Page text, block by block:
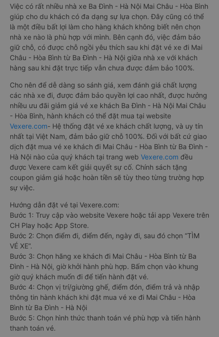
Việc có rất nhiều nhà xe Ba Đình - Hà Nội Mai Châu - Hòa Bình
giúp cho du khách có đa dạng sự lựa chọn. Đây cũng có thể
là một điều bất lợi làm cho hàng khách không biết nên chọn
nhà xe nào là phù hợp với mình. Bên cạnh đó, việc đảm bảo
giữ chỗ, có được chỗ ngồi yêu thích sau khi đặt vé xe đi Mai
Châu - Hòa Bình từ Ba Đình - Hà Nội giữa nhà xe với khách
hàng sau khi đặt trực tiếp vẫn chưa được đảm bảo 100%.
Cho nên để dễ dàng so sánh giá, xem đánh giá chất lượng
các nhà xe đi, được đảm bảo quyền lợi cao nhất, được hưởng
nhiều ưu đãi giảm giá vé xe khách Ba Đình - Hà Nội Mai Châu
- Hòa Bình, hành khách có thể đặt mua tại website
Vexere.com- Hệ thống đặt vé xe khách chất lượng, và uy tín
nhất tại Việt Nam, đảm bảo giữ chỗ 100%. Đối với bất cứ giao
dịch đặt mua vé xe khách đi Mai Châu - Hòa Bình từ Ba Đình -
Hà Nội nào của quý khách tại trang web Vexere.com đều
được Vexere cam kết giải quyết sự cố. Chính sách tặng
coupon giảm giá hoặc hoàn tiền sẽ tùy theo từng trường hợp
sự việc.
Hướng dẫn đặt vé tại Vexere.com:
Bước 1: Truy cập vào website Vexere hoặc tải app Vexere trên
CH Play hoặc App Store.
Bước 2: Chọn điểm đi, điểm đến, ngày đi, sau đó chọn “TÌM
VÉ XE”.
Bước 3: Chọn hãng xe khách đi Mai Châu - Hòa Bình từ Ba
Đình - Hà Nội, giờ khởi hành phù hợp. Bấm chọn vào khung
giờ quý khách muốn đi để tiến hành đặt vé.
Bước 4: Chọn vị trí/giường ghế, điểm đón, điểm trả và nhập
thông tin hành khách khi đặt mua vé xe đi Mai Châu - Hòa
Bình từ Ba Đình - Hà Nội
Bước 5: Chọn hình thức thanh toán vé phù hợp và tiến hành
thanh toán vé.